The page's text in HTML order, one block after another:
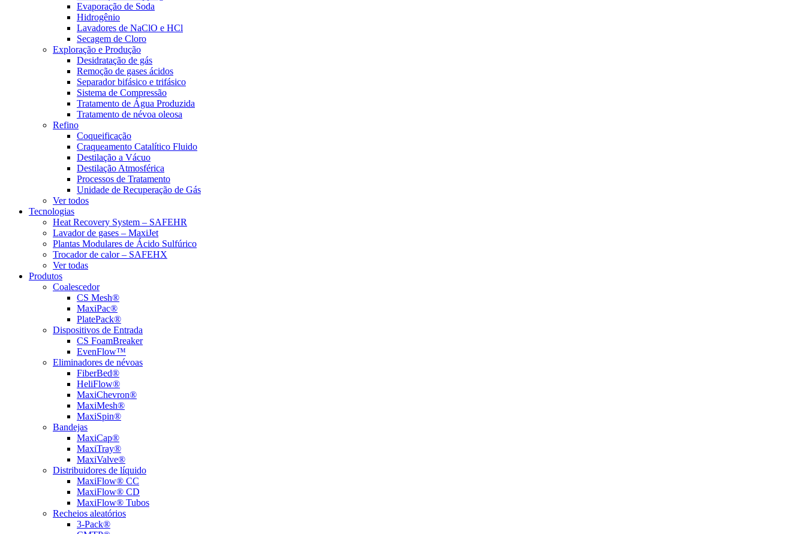
Evaporação de Soda
Hidrogênio
Lavadores de NaClO e HCl
Secagem de Cloro
Exploração e Produção
Desidratação de gás
Remoção de gases ácidos
Separador bifásico e trifásico
Sistema de Compressão
Tratamento de Água Produzida
Tratamento de névoa oleosa
Refino
Coqueificação
Craqueamento Catalítico Fluido
Destilação a Vácuo
Destilação Atmosférica
Processos de Tratamento
Unidade de Recuperação de Gás
Ver todos
Tecnologias
Heat Recovery System – SAFEHR
Lavador de gases – MaxiJet
Plantas Modulares de Ácido Sulfúrico
Trocador de calor – SAFEHX
Ver todas
Produtos
Coalescedor
CS Mesh®
MaxiPac®
PlatePack®
Dispositivos de Entrada
CS FoamBreaker
EvenFlow™
Eliminadores de névoas
FiberBed®
HeliFlow®
MaxiChevron®
MaxiMesh®
MaxiSpin®
Bandejas
MaxiCap®
MaxiTray®
MaxiValve®
Distribuidores de líquido
MaxiFlow® CC
MaxiFlow® CD
MaxiFlow® Tubos
Recheios aleatórios
3-Pack®